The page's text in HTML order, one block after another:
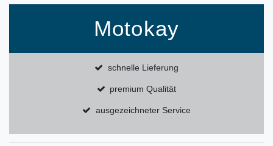
Motokay
schnelle Lieferung
premium Qualität
ausgezeichneter Service